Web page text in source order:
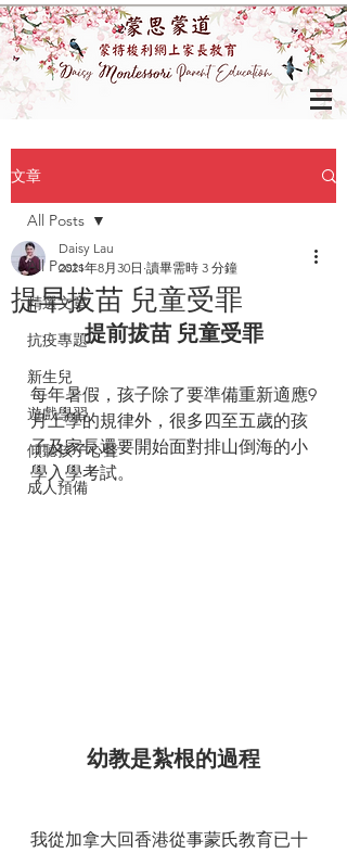
文章
All Posts
精選文章
抗疫專題
新生兒
遊戲學習
傾聽孩子心聲
成人預備
All Posts
提早拔苗 兒童受罪
Daisy Lau
2021年8月30日 讀畢需時 3 分鐘
提前拔苗 兒童受罪
每年暑假，孩子除了要準備重新適應9
月上學的規律外，很多四至五歲的孩
子及家長還要開始面對排山倒海的小
學入學考試。
幼教是紮根的過程
我從加拿大回香港從事蒙氏教育已十